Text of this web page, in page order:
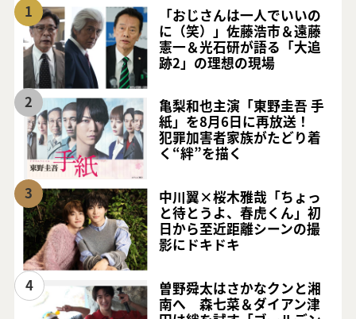
1
「おじさんは一人でいいの
に（笑）」佐藤浩市＆遠藤
憲一＆光石研が語る「大追
跡2」の理想の現場
2
亀梨和也主演「東野圭吾 手
紙」を8月6日に再放送！
犯罪加害者家族がたどり着
く“絆”を描く
3
中川翼×桜木雅哉「ちょっ
と待とうよ、春虎くん」初
日から至近距離シーンの撮
影にドキドキ
4
曽野舜太はさかなクンと湘
南へ 森七菜＆ダイアン津